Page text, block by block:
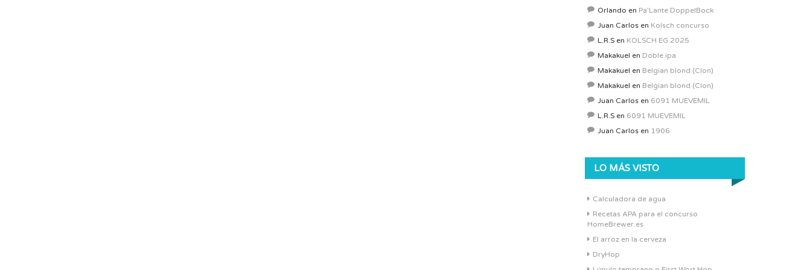
Orlando en Pa’Lante DoppelBock
Juan Carlos en Kolsch concurso
L.R.S en KOLSCH EG 2025
Makakuel en Doble ipa
Makakuel en Belgian blond (Clon)
Makakuel en Belgian blond (Clon)
Juan Carlos en 6091 MUEVEMIL
L.R.S en 6091 MUEVEMIL
Juan Carlos en 1906
LO MÁS VISTO
Calculadora de agua
Recetas APA para el concurso
HomeBrewer.es
El arroz en la cerveza
DryHop